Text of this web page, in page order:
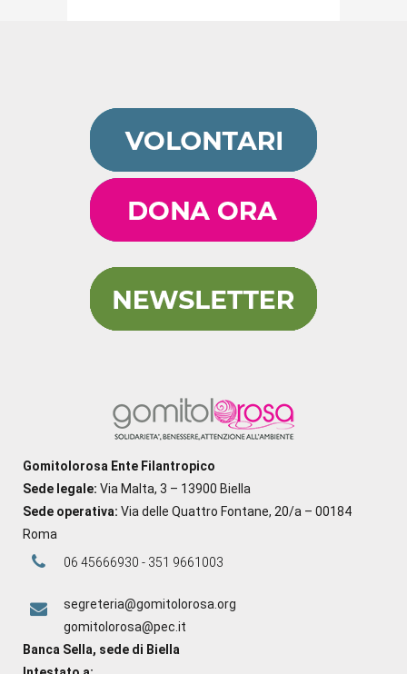
Gomitolorosa Ente Filantropico
Sede legale: Via Malta, 3 – 13900 Biella
Sede operativa: Via delle Quattro Fontane, 20/a – 00184
Roma
06 45666930 - 351 9661003
segreteria@gomitolorosa.org
gomitolorosa@pec.it
Banca Sella, sede di Biella